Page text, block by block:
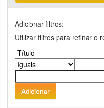
Adicionar filtros:
Utilizar filtros para refinar o